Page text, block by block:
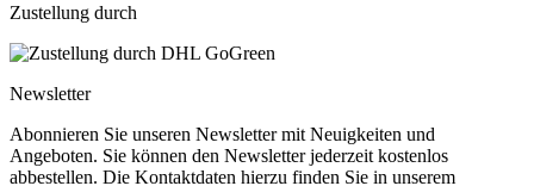
Zustellung durch
Newsletter
Abonnieren Sie unseren Newsletter mit Neuigkeiten und
Angeboten. Sie können den Newsletter jederzeit kostenlos
abbestellen. Die Kontaktdaten hierzu finden Sie in unserem